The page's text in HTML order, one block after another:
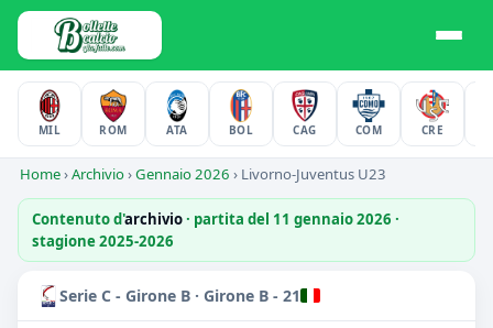
MIL ROM ATA BOL CAG COM CRE
Home›Archivio›Gennaio 2026 › Livorno-Juventus U23
Contenuto d'archivio· partita del 11 gennaio 2026 ·
stagione 2025-2026
Serie C - Girone B · Girone B - 21